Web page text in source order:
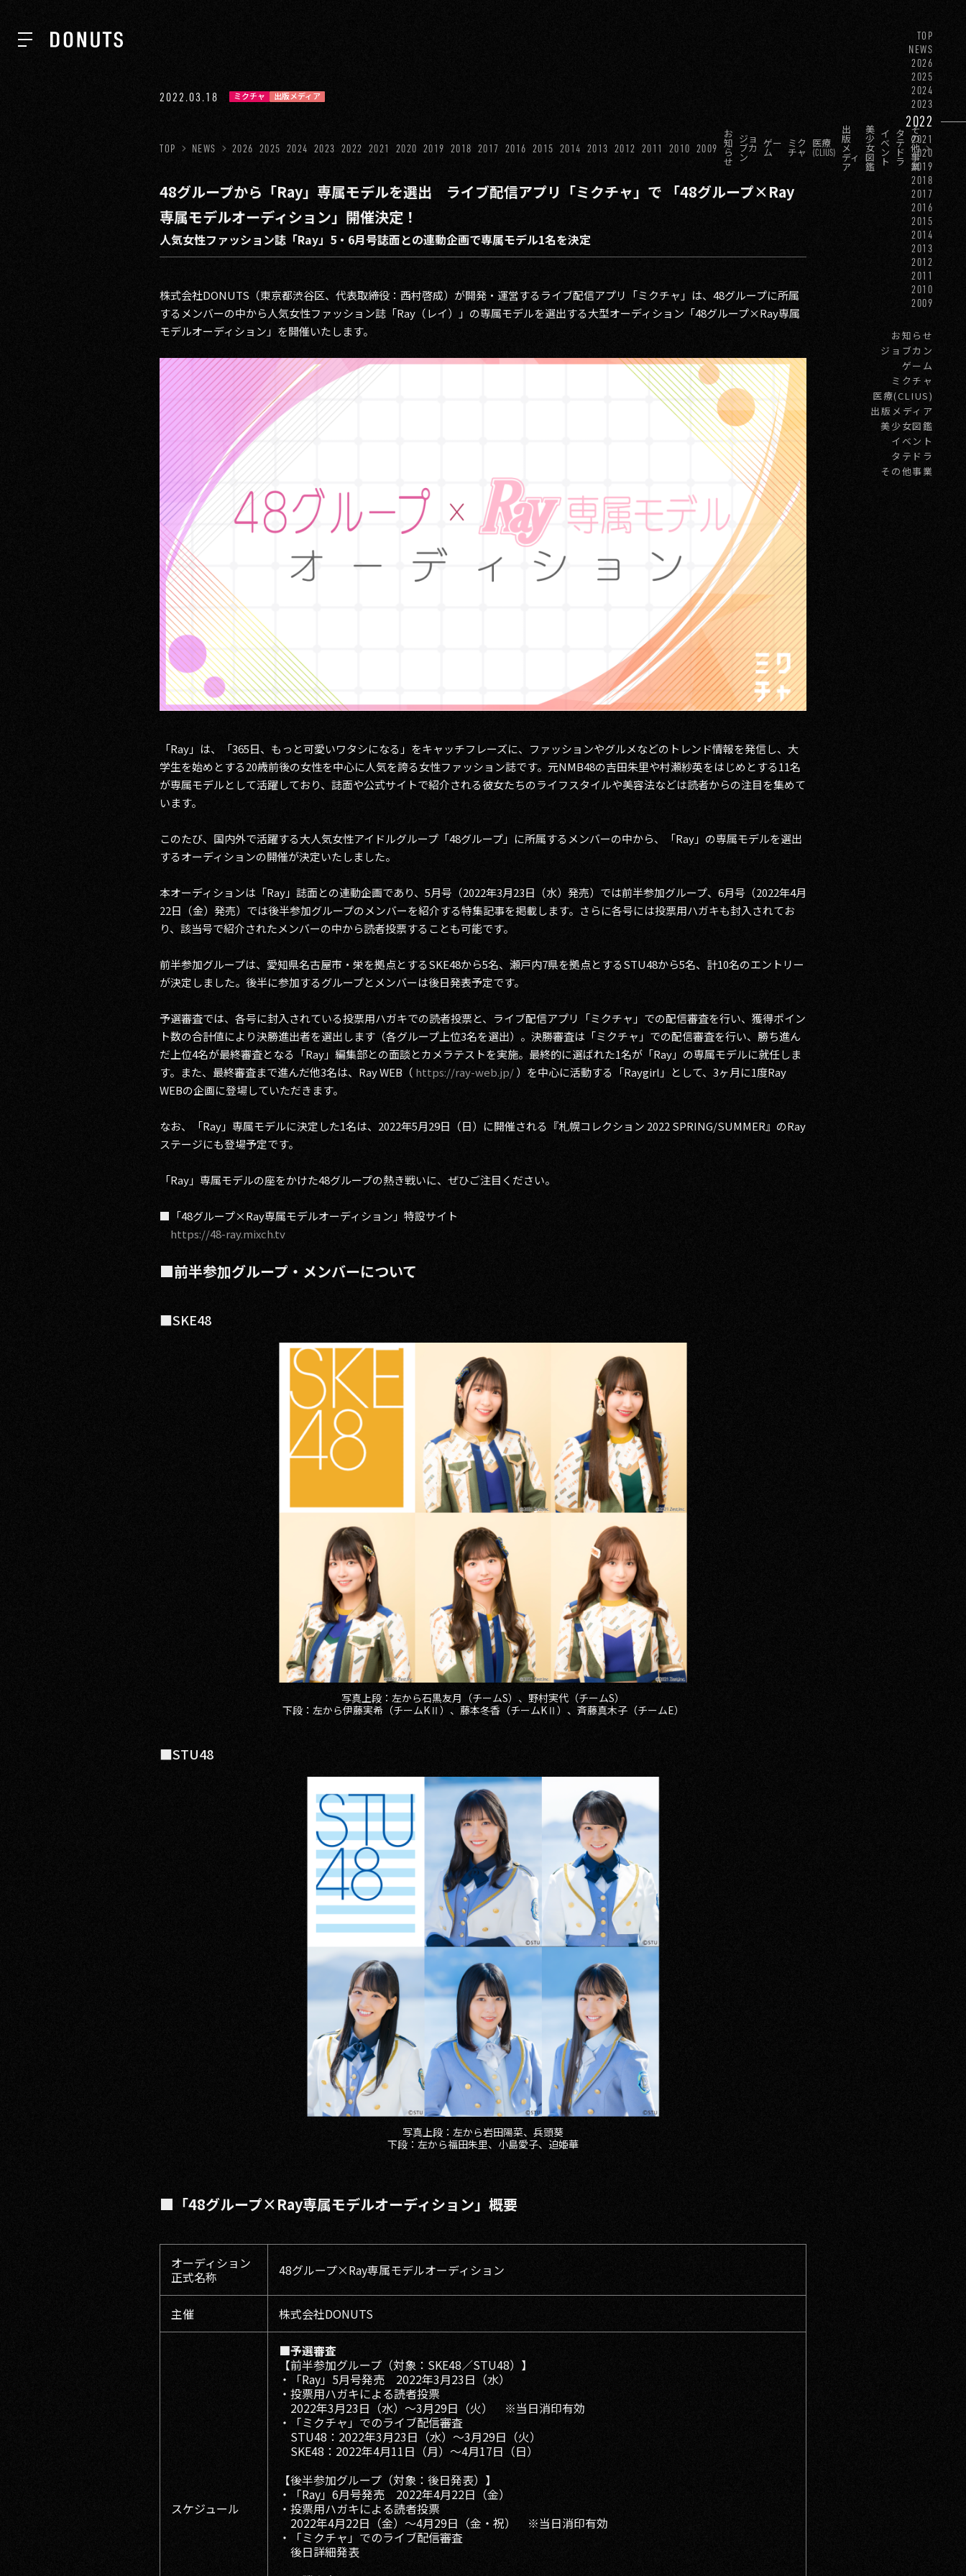
ABOUT
SERVICES
GROUP
RECRUIT
CONTACT
PRIVACY POLICY
TOP
NEWS
2026
2025
2024
2023
2022
2021
2020
2019
2018
2017
2016
2015
2014
2013
2012
2011
2010
2009
お知らせ
ジョブカン
ゲーム
ミクチャ
医療(CLIUS)
出版メディア
美少女図鑑
イベント
タテドラ
その他事業
2022.03.18 ミクチャ 出版メディア
TOP NEWS 2026 2025 2024 2023 2022 2021 2020 2019 2018 2017 2016 2015 2014 2013 2012 2011 2010 2009
お
知
ら
せ
ジョ
ブカ
ン
ゲー
ム
ミク
チャ
医療
(CLIUS)
出
版
メ
ディ
ア
美
少
女
図
鑑
イ
ベ
ン
ト
タ
テ
ド
ラ
そ
の
他
事
業
48グループから「Ray」専属モデルを選出 ライブ配信アプリ「ミクチャ」で 「48グループ×Ray
専属モデルオーディション」開催決定！
人気女性ファッション誌「Ray」5・6月号誌面との連動企画で専属モデル1名を決定
株式会社DONUTS（東京都渋谷区、代表取締役：西村啓成）が開発・運営するライブ配信アプリ「ミクチャ」は、48グループに所属
するメンバーの中から人気女性ファッション誌「Ray（レイ）」の専属モデルを選出する大型オーディション「48グループ×Ray専属
モデルオーディション」を開催いたします。
「Ray」は、「365日、もっと可愛いワタシになる」をキャッチフレーズに、ファッションやグルメなどのトレンド情報を発信し、大
学生を始めとする20歳前後の女性を中心に人気を誇る女性ファッション誌です。元NMB48の吉田朱里や村瀬紗英をはじめとする11名
が専属モデルとして活躍しており、誌面や公式サイトで紹介される彼女たちのライフスタイルや美容法などは読者からの注目を集めて
います。
このたび、国内外で活躍する大人気女性アイドルグループ「48グループ」に所属するメンバーの中から、「Ray」の専属モデルを選出
するオーディションの開催が決定いたしました。
本オーディションは「Ray」誌面との連動企画であり、5月号（2022年3月23日（水）発売）では前半参加グループ、6月号（2022年4月
22日（金）発売）では後半参加グループのメンバーを紹介する特集記事を掲載します。さらに各号には投票用ハガキも封入されてお
り、該当号で紹介されたメンバーの中から読者投票することも可能です。
前半参加グループは、愛知県名古屋市・栄を拠点とするSKE48から5名、瀬戸内7県を拠点とするSTU48から5名、計10名のエントリー
が決定しました。後半に参加するグループとメンバーは後日発表予定です。
予選審査では、各号に封入されている投票用ハガキでの読者投票と、ライブ配信アプリ「ミクチャ」での配信審査を行い、獲得ポイン
ト数の合計値により決勝進出者を選出します（各グループ上位3名を選出）。決勝審査は「ミクチャ」での配信審査を行い、勝ち進ん
だ上位4名が最終審査となる「Ray」編集部との面談とカメラテストを実施。最終的に選ばれた1名が「Ray」の専属モデルに就任しま
す。また、最終審査まで進んだ他3名は、Ray WEB（ https://ray-web.jp/）を中心に活動する「Raygirl」として、3ヶ月に1度Ray
WEBの企画に登場していただきます。
なお、「Ray」専属モデルに決定した1名は、2022年5月29日（日）に開催される『札幌コレクション 2022 SPRING/SUMMER』のRay
ステージにも登場予定です。
「Ray」専属モデルの座をかけた48グループの熱き戦いに、ぜひご注目ください。
■「48グループ×Ray専属モデルオーディション」特設サイト
https://48-ray.mixch.tv
■前半参加グループ・メンバーについて
■SKE48
写真上段：左から石黒友月（チームS）、野村実代（チームS）
下段：左から伊藤実希（チームKⅡ）、藤本冬香（チームKⅡ）、斉藤真木子（チームE）
■STU48
写真上段：左から岩田陽菜、兵頭葵
下段：左から福田朱里、小島愛子、迫姫華
■「48グループ×Ray専属モデルオーディション」概要
オーディション
正式名称
48グループ×Ray専属モデルオーディション
主催 株式会社DONUTS
スケジュール
■予選審査
【前半参加グループ（対象：SKE48／STU48）】
・「Ray」5月号発売 2022年3月23日（水）
・投票用ハガキによる読者投票
2022年3月23日（水）～3月29日（火） ※当日消印有効
・「ミクチャ」でのライブ配信審査
STU48：2022年3月23日（水）～3月29日（火）
SKE48：2022年4月11日（月）～4月17日（日）
【後半参加グループ（対象：後日発表）】
・「Ray」6月号発売 2022年4月22日（金）
・投票用ハガキによる読者投票
2022年4月22日（金）～4月29日（金・祝） ※当日消印有効
・「ミクチャ」でのライブ配信審査
後日詳細発表